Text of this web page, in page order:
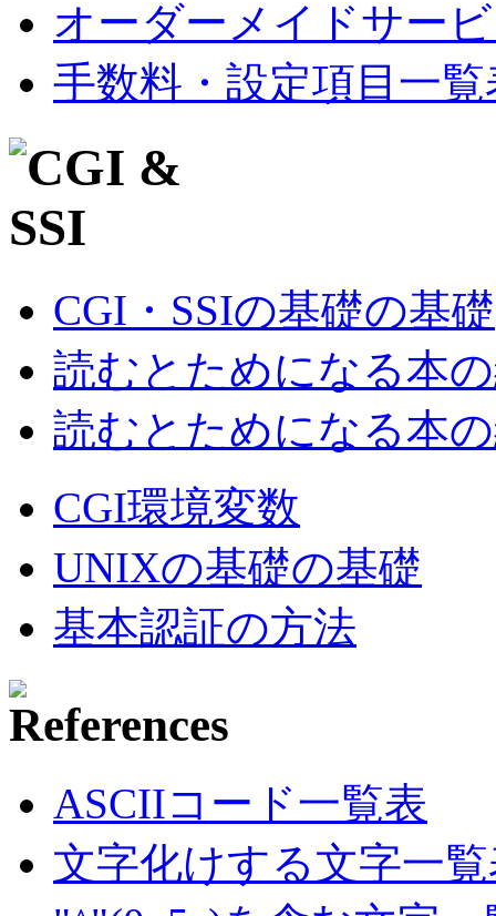
オーダーメイドサー
手数料・設定項目一覧
CGI・SSIの基礎の基礎
読むとためになる本
読むとためになる本
CGI環境変数
UNIXの基礎の基礎
基本認証の方法
ASCIIコード一覧表
文字化けする文字一